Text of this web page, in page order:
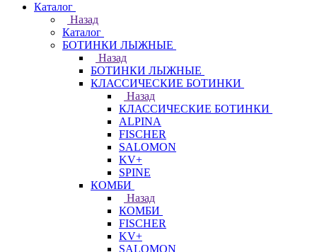
Каталог
Назад
Каталог
БОТИНКИ ЛЫЖНЫЕ
Назад
БОТИНКИ ЛЫЖНЫЕ
КЛАССИЧЕСКИЕ БОТИНКИ
Назад
КЛАССИЧЕСКИЕ БОТИНКИ
ALPINA
FISCHER
SALOMON
KV+
SPINE
КОМБИ
Назад
КОМБИ
FISCHER
KV+
SALOMON